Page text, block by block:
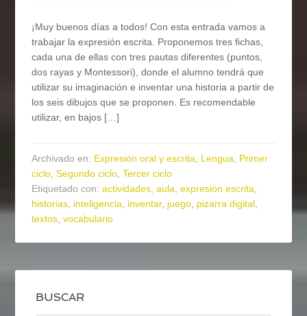
¡Muy buenos días a todos! Con esta entrada vamos a
trabajar la expresión escrita. Proponemos tres fichas,
cada una de ellas con tres pautas diferentes (puntos,
dos rayas y Montessori), donde el alumno tendrá que
utilizar su imaginación e inventar una historia a partir de
los seis dibujos que se proponen. Es recomendable
utilizar, en bajos […]
Archivado en: Expresión oral y escrita, Lengua, Primer
ciclo,Segundo ciclo,Tercer ciclo
Etiquetado con:actividades,aula,expresión escrita,
historias, inteligencia, inventar, juego, pizarra digital,
textos,vocabulario
BUSCAR